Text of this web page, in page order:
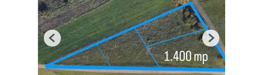
Previous Next